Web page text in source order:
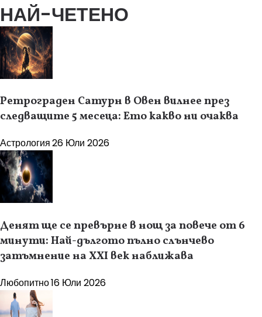
НАЙ-ЧЕТЕНО
Ретрограден Сатурн в Овен вилнее през
следващите 5 месеца: Ето какво ни очаква
Астрология26 Юли 2026
Денят ще се превърне в нощ за повече от 6
минути: Най-дългото пълно слънчево
затъмнение на XXI век наближава
Любопитно16 Юли 2026